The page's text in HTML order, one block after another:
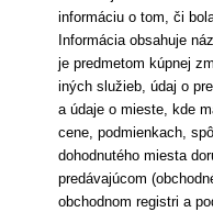
informáciu o tom, či
Informácia obsahuje
je predmetom kúpnej
iných služieb, údaj o
a údaje o mieste, kde
cene, podmienkach,
dohodnutého miesta
predávajúcom
obchodnom registri a